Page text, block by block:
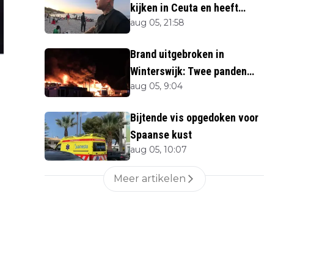
kijken in Ceuta en heeft
twijfels bij berichtgeving
aug 05, 21:58
Brand uitgebroken in
Winterswijk: Twee panden
verloren
aug 05, 9:04
Bijtende vis opgedoken voor
Spaanse kust
aug 05, 10:07
Meer artikelen